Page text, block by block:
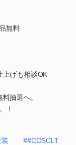
無料
上げも相談OK
抽選へ。
！
##COSCLT